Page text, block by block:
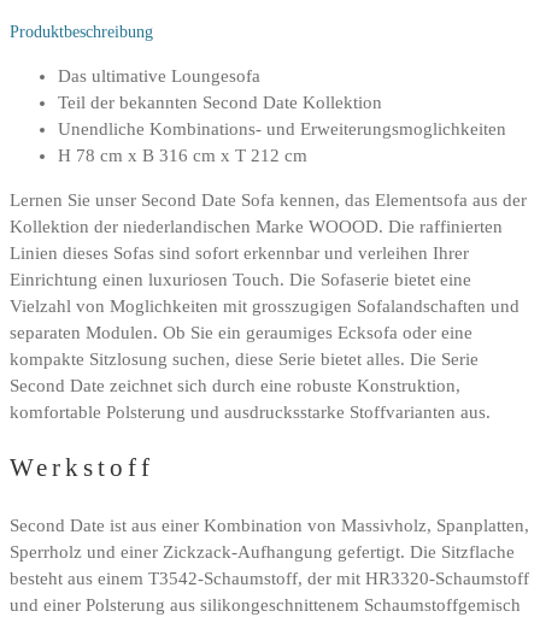
Produktbeschreibung
Das ultimative Loungesofa
Teil der bekannten Second Date Kollektion
Unendliche Kombinations- und Erweiterungsmoglichkeiten
H 78 cm x B 316 cm x T 212 cm
Lernen Sie unser Second Date Sofa kennen, das Elementsofa aus der
Kollektion der niederlandischen Marke WOOOD. Die raffinierten
Linien dieses Sofas sind sofort erkennbar und verleihen Ihrer
Einrichtung einen luxuriosen Touch. Die Sofaserie bietet eine
Vielzahl von Moglichkeiten mit grosszugigen Sofalandschaften und
separaten Modulen. Ob Sie ein geraumiges Ecksofa oder eine
kompakte Sitzlosung suchen, diese Serie bietet alles. Die Serie
Second Date zeichnet sich durch eine robuste Konstruktion,
komfortable Polsterung und ausdrucksstarke Stoffvarianten aus.
Werkstoff
Second Date ist aus einer Kombination von Massivholz, Spanplatten,
Sperrholz und einer Zickzack-Aufhangung gefertigt. Die Sitzflache
besteht aus einem T3542-Schaumstoff, der mit HR3320-Schaumstoff
und einer Polsterung aus silikongeschnittenem Schaumstoffgemisch